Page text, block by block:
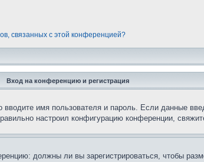
связанных с этой конференцией?
Вход на конференцию и регистрация
имя пользователя и пароль. Если данные
настроил конфигурацию конференции,
должны ли вы зарегистрироваться, чтобы